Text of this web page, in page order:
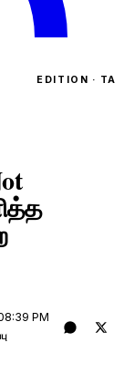
EDITION · TA
PM